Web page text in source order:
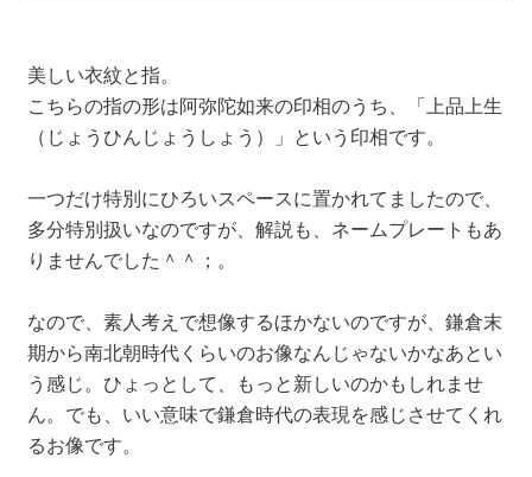
美しい衣紋と指。
こちらの指の形は阿弥陀如来の印相のうち、「上品上生
（じょうひんじょうしょう）」という印相です。
一つだけ特別にひろいスペースに置かれてましたので、
多分特別扱いなのですが、解説も、ネームプレートもあ
りませんでした＾＾；。
なので、素人考えで想像するほかないのですが、鎌倉末
期から南北朝時代くらいのお像なんじゃないかなあとい
う感じ。ひょっとして、もっと新しいのかもしれませ
ん。でも、いい意味で鎌倉時代の表現を感じさせてくれ
るお像です。